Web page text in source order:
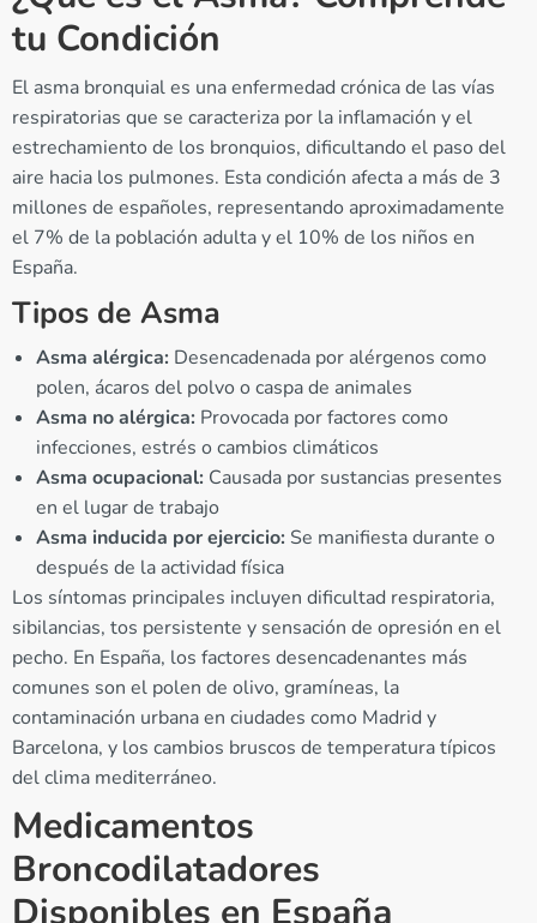
tu Condición
El asma bronquial es una enfermedad crónica de las vías
respiratorias que se caracteriza por la inflamación y el
estrechamiento de los bronquios, dificultando el paso del
aire hacia los pulmones. Esta condición afecta a más de 3
millones de españoles, representando aproximadamente
el 7% de la población adulta y el 10% de los niños en
España.
Tipos de Asma
Asma alérgica: Desencadenada por alérgenos como
polen, ácaros del polvo o caspa de animales
Asma no alérgica: Provocada por factores como
infecciones, estrés o cambios climáticos
Asma ocupacional: Causada por sustancias presentes
en el lugar de trabajo
Asma inducida por ejercicio: Se manifiesta durante o
después de la actividad física
Los síntomas principales incluyen dificultad respiratoria,
sibilancias, tos persistente y sensación de opresión en el
pecho. En España, los factores desencadenantes más
comunes son el polen de olivo, gramíneas, la
contaminación urbana en ciudades como Madrid y
Barcelona, y los cambios bruscos de temperatura típicos
del clima mediterráneo.
Medicamentos
Broncodilatadores
Disponibles en España